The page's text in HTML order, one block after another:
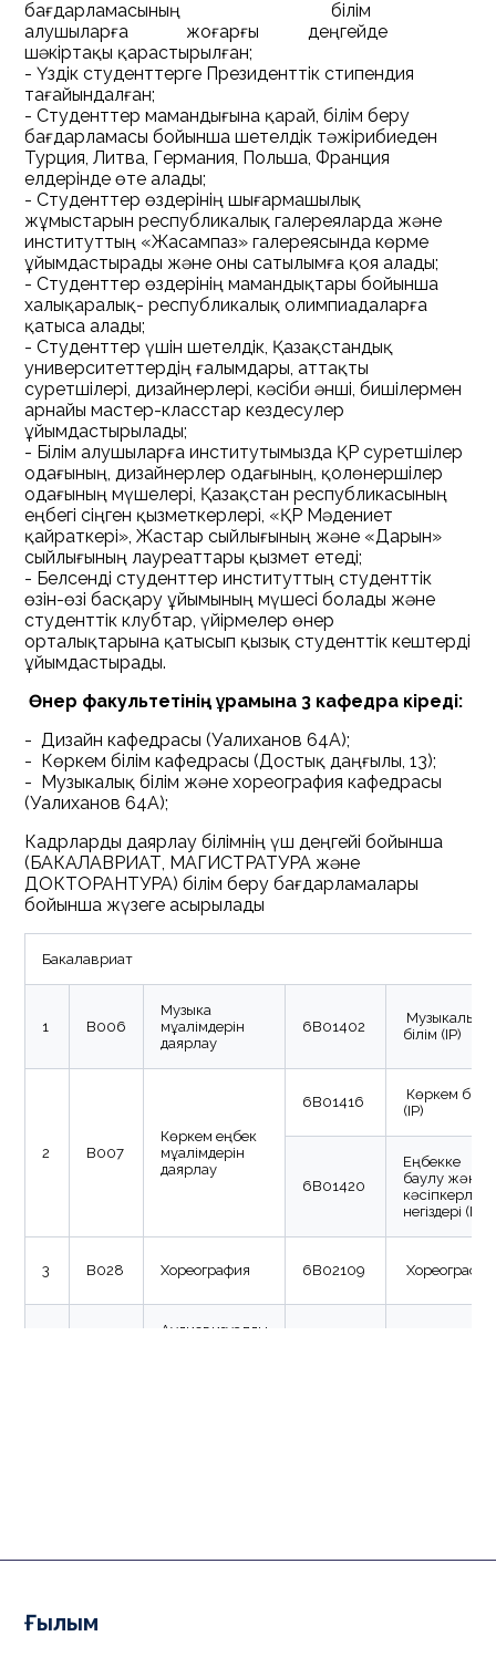
бағдарламасының білім
алушыларға жоғарғы деңгейде
шәкіртақы қарастырылған;
- Үздік студенттерге Президенттік стипендия
тағайындалған;
- Студенттер мамандығына қарай, білім беру
бағдарламасы бойынша шетелдік тәжірибиеден
Турция, Литва, Германия, Польша, Франция
елдерінде өте алады;
- Студенттер өздерінің шығармашылық
жұмыстарын республикалық галереяларда және
институттың «Жасампаз» галереясында көрме
ұйымдастырады және оны сатылымға қоя алады;
- Студенттер өздерінің мамандықтары бойынша
халықаралық- республикалық олимпиадаларға
қатыса алады;
- Студенттер үшін шетелдік, Қазақстандық
университеттердің ғалымдары, аттақты
суретшілері, дизайнерлері, кәсіби әнші, бишілермен
арнайы мастер-класстар кездесулер
ұйымдастырылады;
- Білім алушыларға институтымызда ҚР суретшілер
одағының, дизайнерлер одағының, қолөнершілер
одағының мүшелері, Қазақстан республикасының
еңбегі сіңген қызметкерлері, «ҚР Мәдениет
қайраткері», Жастар сыйлығының және «Дарын»
сыйлығының лауреаттары қызмет етеді;
- Белсенді студенттер институттың студенттік
өзін-өзі басқару ұйымының мүшесі болады және
студенттік клубтар, үйірмелер өнер
орталықтарына қатысып қызық студенттік кештерді
ұйымдастырады.
Өнер факультетінің құрамына 3 кафедра кіреді:
- Дизайн кафедрасы (Уалиханов 64А);
- Көркем білім кафедрасы (Достық даңғылы, 13);
- Музыкалық білім және хореография кафедрасы
(Уалиханов 64А);
Кадрларды даярлау білімнің үш деңгейі бойынша
(БАКАЛАВРИАТ, МАГИСТРАТУРА және
ДОКТОРАНТУРА) білім беру бағдарламалары
бойынша жүзеге асырылады
Бакалавриат
1 В006
Музыка
мұғалімдерін
даярлау
6B01402
Музыкалық
білім (IP)
2 В007
Көркем еңбек
мұғалімдерін
даярлау
6B01416
Көркем білім
(IP)
6B01420
Еңбекке
баулу және
кәсіпкерлік
негіздері (IP)
3 В028 Хореография 6B02109 Хореография
Аудиовизуалды
7 В092 Тынығу 6B11102
тынығу
Ғылым